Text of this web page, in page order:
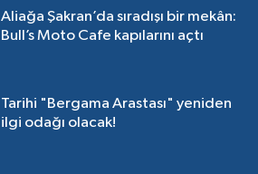
Aliağa Şakran’da sıradışı bir mekân:
Bull’s Moto Cafe kapılarını açtı
Tarihi "Bergama Arastası" yeniden
ilgi odağı olacak!